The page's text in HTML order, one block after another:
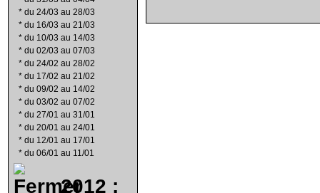
* du 24/03 au 28/03
* du 16/03 au 21/03
* du 10/03 au 14/03
* du 02/03 au 07/03
* du 24/02 au 28/02
* du 17/02 au 21/02
* du 09/02 au 14/02
* du 03/02 au 07/02
* du 27/01 au 31/01
* du 20/01 au 24/01
* du 12/01 au 17/01
* du 06/01 au 11/01
2012 :